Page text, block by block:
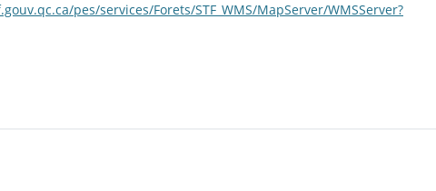
pes/services/Forets/STF_WMS/MapServer/WMSServer?